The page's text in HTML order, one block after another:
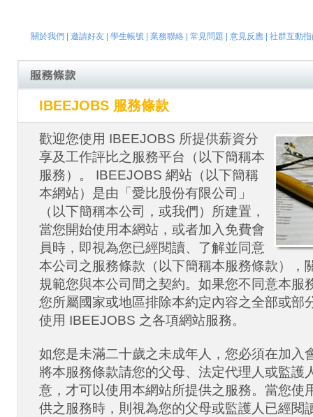
關於我們 邀請好友| 學生帳號| 業務聯絡| 常見問題 意見反應| 社群互動指
IBEEJOBS 服務條款
歡迎您使用 IBEEJOBS 所提供薪資分
享及工作評比之服務平台（以下簡稱本
服務）。 IBEEJOBS 網站（以下簡稱
本網站）是由「愛比股份有限公司」
（以下簡稱本公司，或我們）所建置，
當您開始使用本網站，或者加入免費會
員時，即視為您已經閱讀、了解並同意
本公司之服務條款（以下簡稱本服務條款），
規範您與本公司間之契約。如果您不同意本服
您所屬國家或地區排除本約定內容之全部或部
使用 IBEEJOBS 之各項網站服務。
如您是未滿二十歲之未成年人，您必須在加入
將本服務條款請您的父母、法定代理人或監護
意，才可以使用本網站所提供之服務。當您使
供之服務時，則視為您的父母或監護人已經閱